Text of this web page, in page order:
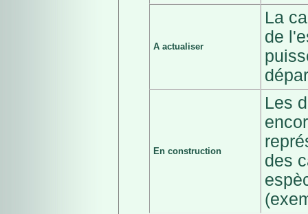
A actualiser
La
de
En construction
Les
des